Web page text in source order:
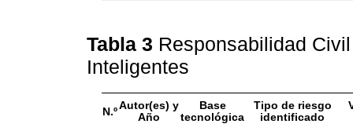
Tabla 3 Responsabilidad
Inteligentes
N.º
Autor(es) y
Año
Base
tecnológica
Tipo de riesgo
identificado